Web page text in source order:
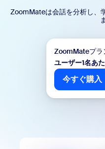
ZoomMateは会話を分析し、
ZoomMateプラ
ユーザー1名あ
今すぐ購入
今すぐ